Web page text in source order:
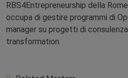
RBS4Entrepreneurship della
occupa di gestire programmi di
manager su progetti di
transformation.